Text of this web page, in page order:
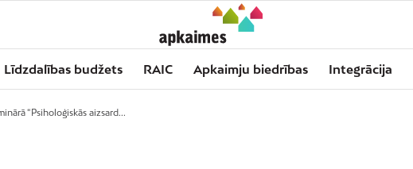
Līdzdalības budžets RAIC Apkaimju biedrības Integrācija
“Psiholoģiskās aizsard...